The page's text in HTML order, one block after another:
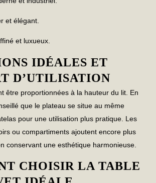
et élégant.
et luxueux.
IDÉALES ET
D’UTILISATION
être proportionnées à la hauteur du lit. En
que le plateau se situe au même
pour une utilisation plus pratique. Les
ou compartiments ajoutent encore plus
conservant une esthétique harmonieuse.
CHOISIR LA TABLE